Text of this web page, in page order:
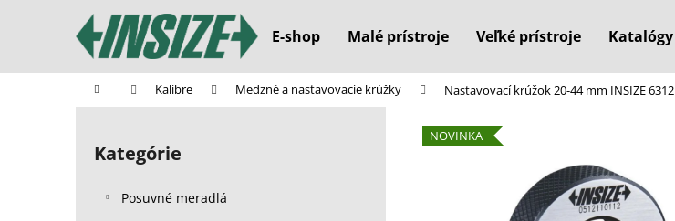
E-shop Malé prístroje Veľké prístroje Katalógy
Domov Kalibre Medzné a nastavovacie krúžky Nastavovací krúžok 20-44 mm INSIZE 6312
B
Preskočiť
kategórie
Kategórie
Posuvné meradlá
NOVINKA
í
Späť
do
Späť
do
Čo potrebujete nájsť?